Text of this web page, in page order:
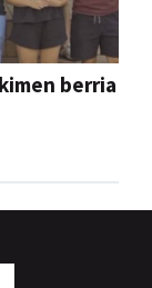
berria